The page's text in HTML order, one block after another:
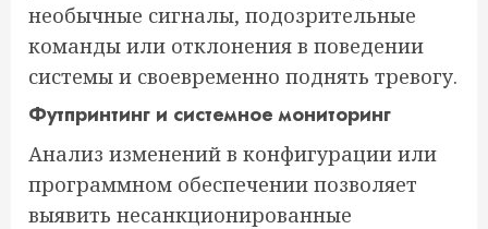
необычные сигналы, подозрительные
команды или отклонения в поведении
системы и своевременно поднять тревогу.
Футпринтинг и системное мониторинг
Анализ изменений в конфигурации или
программном обеспечении позволяет
выявить несанкционированные